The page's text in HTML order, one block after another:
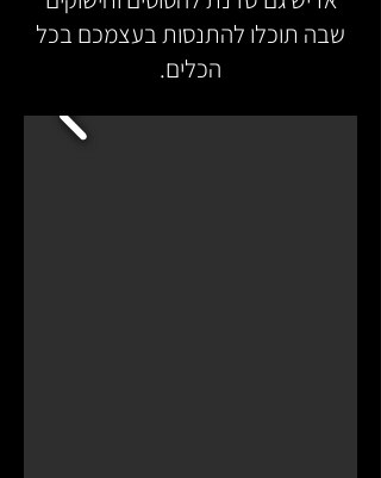
שבה תוכלו להתנסות בעצמכם בכל
הכלים.